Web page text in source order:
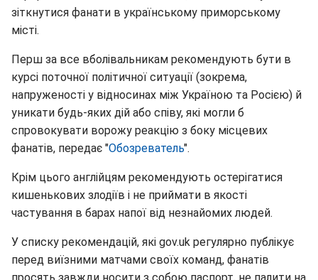
зіткнутися фанати в українському приморському
місті.
Перш за все вболівальникам рекомендують бути в
курсі поточної політичної ситуації (зокрема,
напруженості у відносинах між Україною та Росією) й
уникати будь-яких дій або співу, які могли б
спровокувати ворожу реакцію з боку місцевих
фанатів, передає "Обозреватель".
Крім цього англійцям рекомендують остерігатися
кишенькових злодіїв і не приймати в якості
частування в барах напої від незнайомих людей.
У списку рекомендацій, які gov.uk регулярно публікує
перед виїзними матчами своїх команд, фанатів